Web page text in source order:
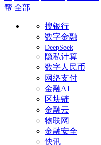
帮 全部
搜银行
数字金融
DeepSeek
隐私计算
数字人民币
网络支付
金融AI
区块链
金融云
物联网
金融安全
快讯